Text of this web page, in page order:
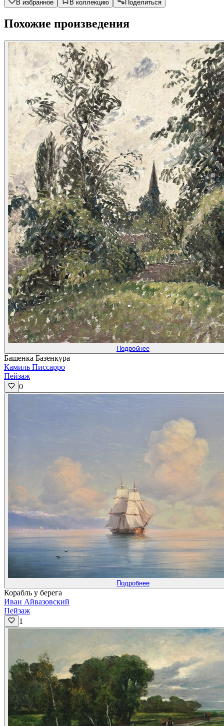
В избранное В коллекцию Поделиться
Похожие произведения
Подробнее
Башенка Базенкура
Камиль Писсарро
Пейзаж
0
Подробнее
Корабль у берега
Иван Айвазовский
Пейзаж
1